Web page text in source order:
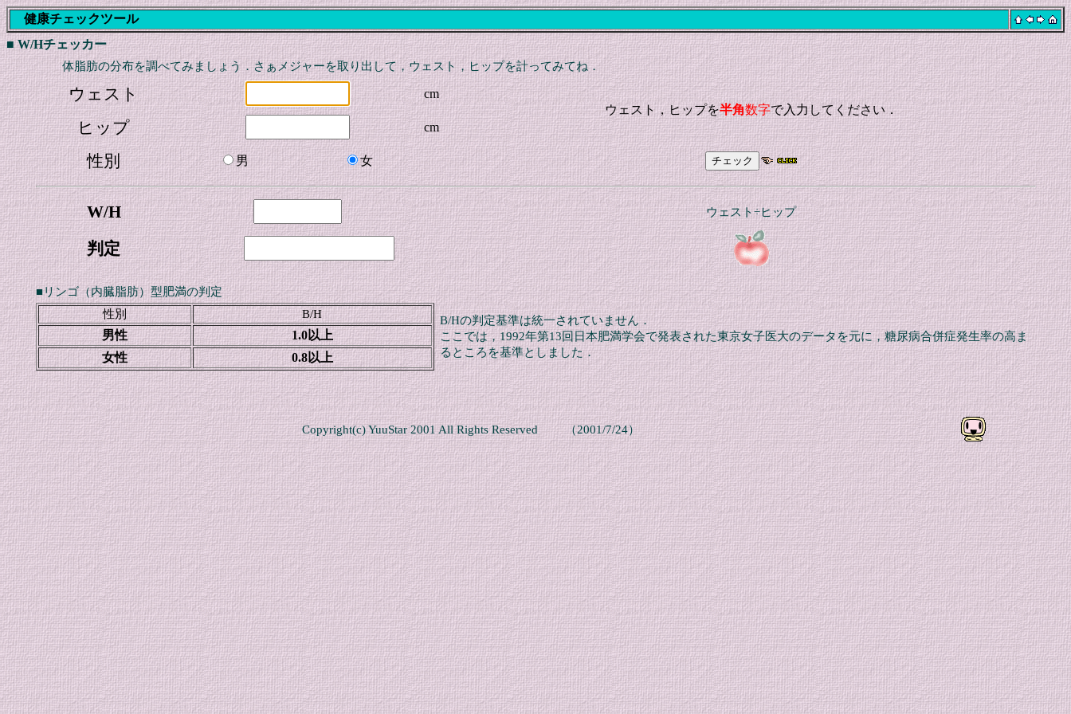
健康チェックツール
■ W/Hチェッカー
体脂肪の分布を調べてみましょう．さぁメジャーを取り出して，ウェスト，ヒップを計ってみてね．
ウェスト
cm
ウェスト，ヒップを半角数字で入力してください．
ヒップ cm
性別 男 女
W/H ウェスト÷ヒップ
判定
■リンゴ（内臓脂肪）型肥満の判定
性別
B/H
男性
1.0以上
女性
0.8以上
B/Hの判定基準は統一されていません．
ここでは，1992年第13回日本肥満学会で発表された東京女子医大のデータを元に，糖尿病合併症発生率の高ま
るところを基準としました．
Copyright(c) YuuStar 2001 All Rights Reserved （2001/7/24）